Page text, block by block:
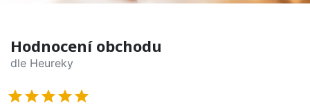
Hodnocení obchodu
dle Heureky
